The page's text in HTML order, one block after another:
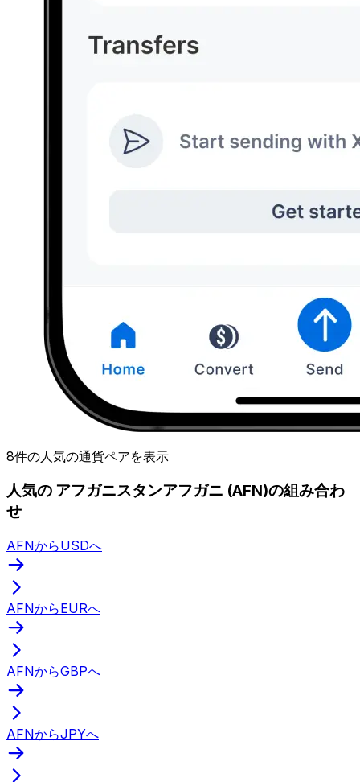
8件の人気の通貨ペアを表示
人気の アフガニスタンアフガニ (AFN)の組み合わ
せ
AFNからUSDへ
AFNからEURへ
AFNからGBPへ
AFNからJPYへ